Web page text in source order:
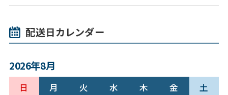
配送日カレンダー
2026年8月
日 月 火 水 木 金
土